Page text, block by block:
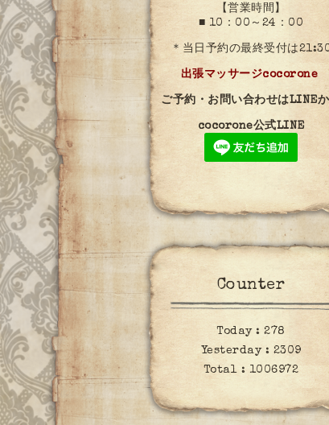
【営業時間】
■ 10：00～24：00
＊当日予約の最終受付は
出張マッサージcocorone
ご予約・お問い合わせはLINE
cocorone公式LINE
Counter
Today :278
Yesterday : 2309
Total : 1006972